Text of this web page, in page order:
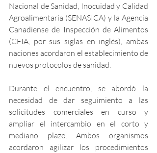
Nacional de Sanidad, Inocuidad y Calidad
Agroalimentaria (SENASICA) y la Agencia
Canadiense de Inspección de Alimentos
(CFIA, por sus siglas en inglés), ambas
naciones acordaron el establecimiento de
nuevos protocolos de sanidad.
Durante el encuentro, se abordó la
necesidad de dar seguimiento a las
solicitudes comerciales en curso y
ampliar el intercambio en el corto y
mediano plazo. Ambos organismos
acordaron agilizar los procedimientos